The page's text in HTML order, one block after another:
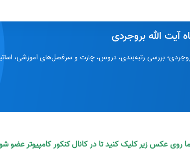
آیت الله بروجردی
بررسی رتبه‌بندی، دروس، چارت و سرفصل‌های آموزشی،
روی عکس زیر کلیک کنید تا در کانال کنکور کامپیوتر عضو